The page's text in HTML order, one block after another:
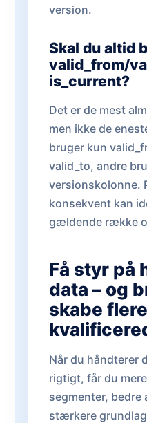
version.
Skal du altid
valid_from/
is_current?
Det er de mest
men ikke de
bruger kun
valid_to, andre
versionskolonne.
konsekvent kan
gældende række
Få styr på
data – og
skabe flere
Når du håndterer
rigtigt, får du
segmenter,
stærkere